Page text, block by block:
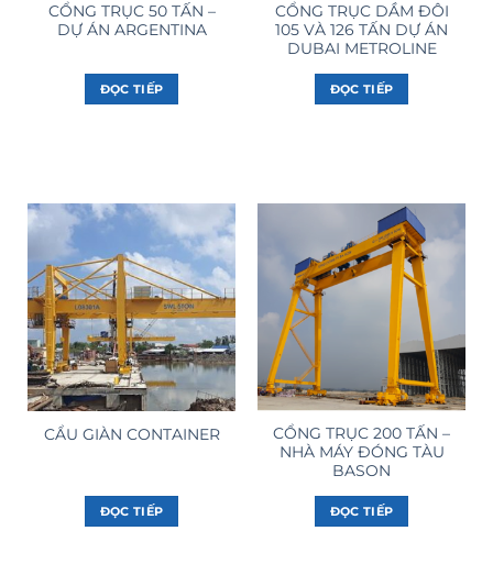
CỔNG TRỤC 50 TẤN –
DỰ ÁN ARGENTINA
ĐỌC TIẾP
CỔNG TRỤC DẦM ĐÔI
105 VÀ 126 TẤN DỰ ÁN
DUBAI METROLINE
ĐỌC TIẾP
CẨU GIÀN CONTAINER
ĐỌC TIẾP
CỔNG TRỤC 200 TẤN –
NHÀ MÁY ĐÓNG TÀU
BASON
ĐỌC TIẾP